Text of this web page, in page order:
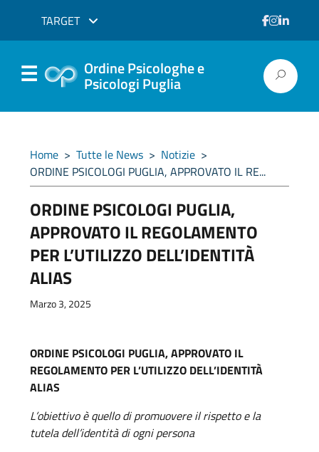
TARGET
Ordine Psicologhe e
Psicologi Puglia
Home > Tutte le News > Notizie >
ORDINE PSICOLOGI PUGLIA, APPROVATO IL RE...
ORDINE PSICOLOGI PUGLIA,
APPROVATO IL REGOLAMENTO
PER L’UTILIZZO DELL’IDENTITÀ
ALIAS
Marzo 3, 2025
ORDINE PSICOLOGI PUGLIA, APPROVATO IL
REGOLAMENTO PER L’UTILIZZO DELL’IDENTITÀ
ALIAS
L’obiettivo è quello di promuovere il rispetto e la
tutela dell’identità di ogni persona